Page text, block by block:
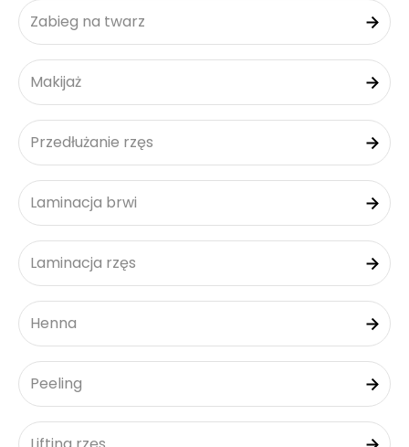
Zabieg na twarz
Makijaż
Przedłużanie rzęs
Laminacja brwi
Laminacja rzęs
Henna
Peeling